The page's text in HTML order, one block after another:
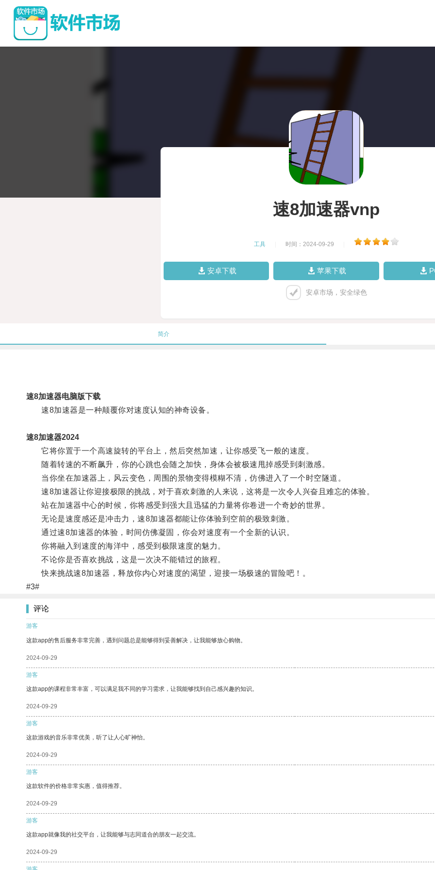
速8加速器vnp
工具 时间：2024-09-29
安卓下载 苹果下载
安卓市场，安全绿色
简介
速8加速器电脑版下载
速8加速器是一种颠覆你对速度认知的神奇设备。
速8加速器2024
它将你置于一个高速旋转的平台上，然后突然加速，让你感受飞一般的速度。
随着转速的不断飙升，你的心跳也会随之加快，身体会被极速甩掉感受到刺激感。
当你坐在加速器上，风云变色，周围的景物变得模糊不清，仿佛进入了一个时空隧道。
速8加速器让你迎接极限的挑战，对于喜欢刺激的人来说，这将是一次令人兴奋且难忘的体验。
站在加速器中心的时候，你将感受到强大且迅猛的力量将你卷进一个奇妙的世界。
无论是速度感还是冲击力，速8加速器都能让你体验到空前的极致刺激。
通过速8加速器的体验，时间仿佛凝固，你会对速度有一个全新的认识。
你将融入到速度的海洋中，感受到极限速度的魅力。
不论你是否喜欢挑战，这是一次决不能错过的旅程。
快来挑战速8加速器，释放你内心对速度的渴望，迎接一场极速的冒险吧！。
#3#
评论
游客
这款app的售后服务非常完善，遇到问题总是能够得到妥善解决，让我能够放心购物。
2024-09-29
游客
这款app的课程非常丰富，可以满足我不同的学习需求，让我能够找到自己感兴趣的知识。
2024-09-29
游客
这款游戏的音乐非常优美，听了让人心旷神怡。
2024-09-29
游客
这款软件的价格非常实惠，值得推荐。
2024-09-29
游客
这款app就像我的社交平台，让我能够与志同道合的朋友一起交流。
2024-09-29